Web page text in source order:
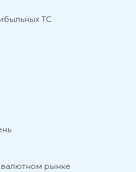
ТС
валютном рынке